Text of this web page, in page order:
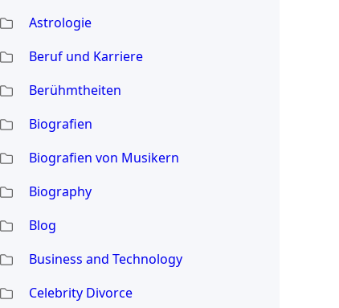
Astrologie
Beruf und Karriere
Berühmtheiten
Biografien
Biografien von Musikern
Biography
Blog
Business and Technology
Celebrity Divorce